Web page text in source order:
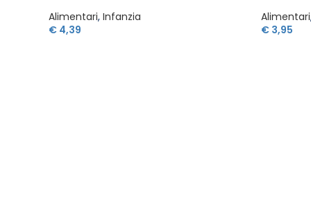
Alimentari, Infanzia
€ 4,39
Alimentari
€3,95